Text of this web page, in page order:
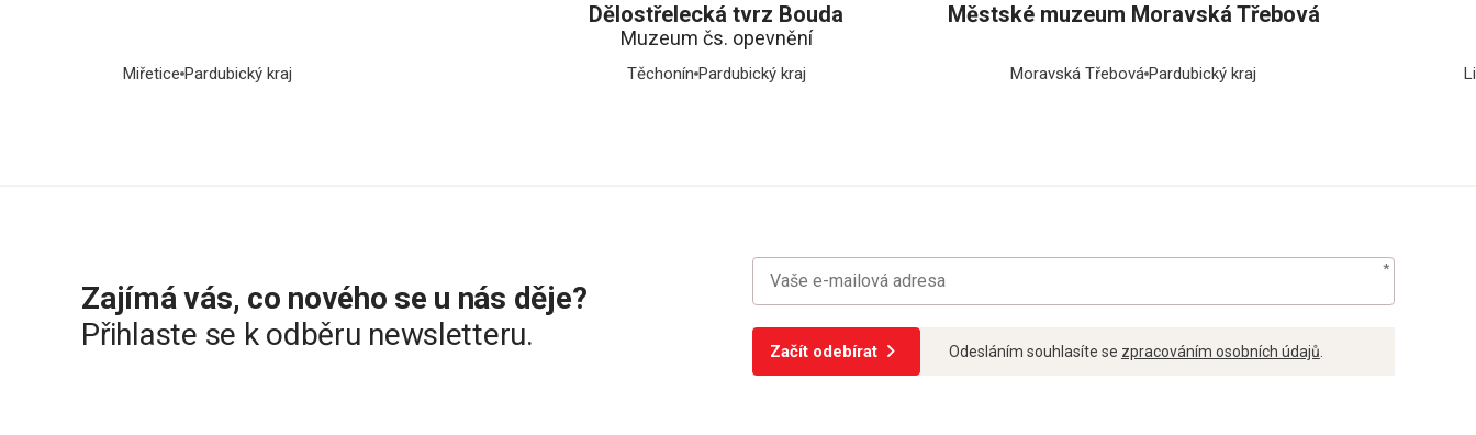
Miřetice Pardubický kraj
Dělostřelecká tvrz Bouda
Muzeum čs. opevnění
Těchonín Pardubický kraj
Městské muzeum Moravská Třebová
Moravská Třebová Pardubický kraj
Zajímá vás, co nového se u nás děje?
Přihlaste se k odběru newsletteru.
Začít odebírat Odesláním souhlasíte se zpracováním osobních údajů